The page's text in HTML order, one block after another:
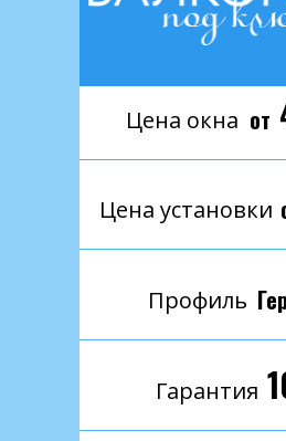
Цена окна от
Цена установки
Гарантия
Профиль